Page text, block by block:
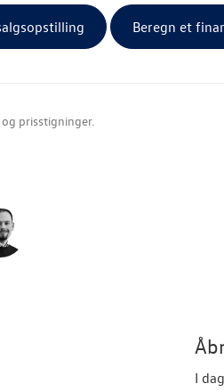
Beregn et
prisstigninger.
I dag